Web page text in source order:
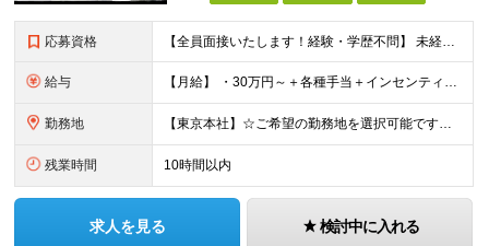
応募資格 【全員面接いたします！経験・学歴不問】 未経験から稼ぎたい人＜第二新卒・社会人デビュー歓迎＞ ☆職種・業種未経験歓迎！未経験から稼げる環境です。 ◇人柄・意欲重視の選考！◇ 面接はお互いのことを知
給与 【月給】 ・30万円～＋各種手当＋インセンティブ ・試用期間(6ヶ月) ※固定残業代は、時間外労働の有無に関わらず月34時間分を月5.6万円支給 ※上記を超える時間外労働分は追加で支給 ※試用期間中の
勤務地 【東京本社】☆ご希望の勤務地を選択可能です！U・Iターン歓迎 〒171-0021 東京都豊島区西池袋２丁目３９－８ ■新宿営業所 「新宿御苑前駅」より徒歩5分、「新宿三丁目駅」より徒歩8分 東京都新
残業時間 10時間以内
求人を見る 検討中に入れる